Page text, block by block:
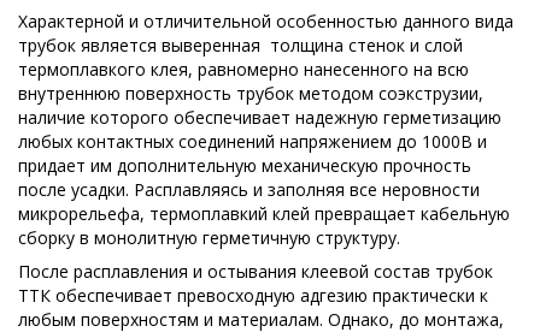
Характерной и отличительной особенностью данного вида
трубок является выверенная толщина стенок и слой
термоплавкого клея, равномерно нанесенного на всю
внутреннюю поверхность трубок методом соэкструзии,
наличие которого обеспечивает надежную герметизацию
любых контактных соединений напряжением до 1000В и
придает им дополнительную механическую прочность
после усадки. Расплавляясь и заполняя все неровности
микрорельефа, термоплавкий клей превращает кабельную
сборку в монолитную герметичную структуру.
После расплавления и остывания клеевой состав трубок
ТТК обеспечивает превосходную адгезию практически к
любым поверхностям и материалам. Однако, до монтажа,